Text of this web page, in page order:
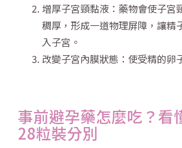
增厚子宮頸黏液：藥物會使子宮
稠厚，形成一道物理屏障，讓精
入子宮。
改變子宮內膜狀態：使受精的卵
事前避孕藥怎麼吃？看
28粒裝分別